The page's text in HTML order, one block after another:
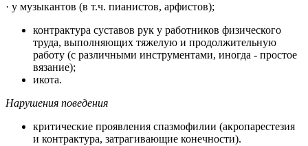
· у музыкантов (в т.ч. пианистов, арфистов);
контрактура суставов рук у работников физического
труда, выполняющих тяжелую и продолжительную
работу (с различными инструментами, иногда - простое
вязание);
икота.
Нарушения поведения
критические проявления спазмофилии (акропарестезия
и контрактура, затрагивающие конечности).